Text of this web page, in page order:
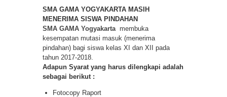
SMA GAMA YOGYAKARTA MASIH
MENERIMA SISWA PINDAHAN
SMA GAMA Yogyakarta membuka
kesempatan mutasi masuk (menerima
pindahan) bagi siswa kelas XI dan XII pada
tahun 2017-2018.
Adapun Syarat yang harus dilengkapi adalah
sebagai berikut :
Fotocopy Raport